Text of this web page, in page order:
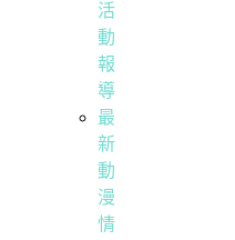
活
動
報
導
最
新
動
漫
情